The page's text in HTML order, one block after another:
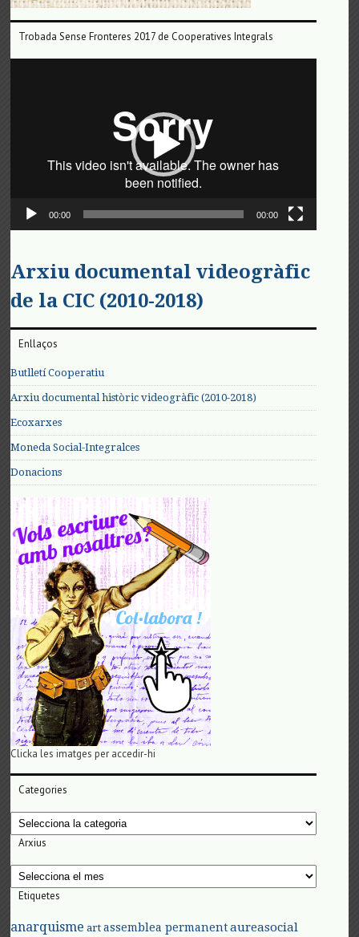
Trobada Sense Fronteres 2017 de Cooperatives Integrals
00:00 00:00
Arxiu documental videogràfic
de la CIC (2010-2018)
Enllaços
Butlletí Cooperatiu
Arxiu documental històric videogràfic (2010-2018)
Ecoxarxes
Moneda Social-Integralces
Donacions
Clicka les imatges per accedir-hi
Categories
Categories
Arxius
Arxius
Etiquetes
anarquisme art assemblea permanent aureasocial